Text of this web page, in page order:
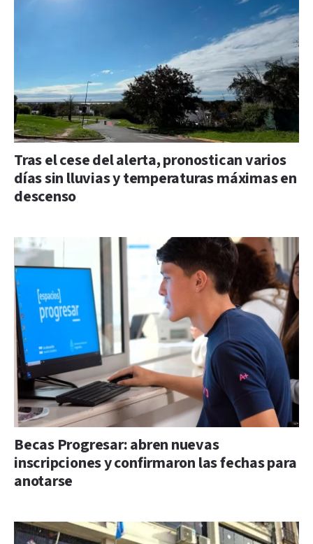
Tras el cese del alerta, pronostican varios
días sin lluvias y temperaturas máximas en
descenso
Becas Progresar: abren nuevas
inscripciones y confirmaron las fechas para
anotarse